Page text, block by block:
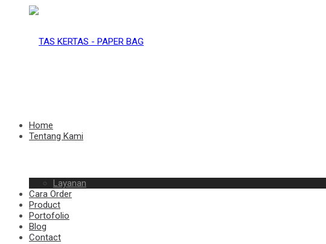
–
KERTAS
Home
Tentang Kami
Layanan
Cara Order
Product
Portofolio
Blog
Contact